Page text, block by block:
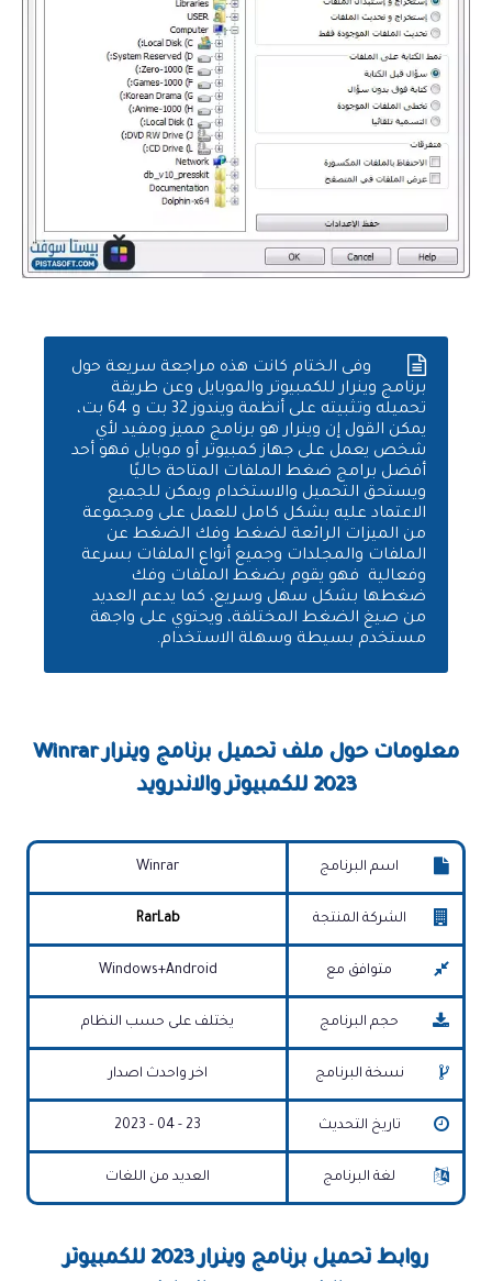
وفى الختام كانت هذه مراجعة سريعة حول
برنامج وينرار للكمبيوتر والموبايل وعن طريقة
تحميله وتثبيته على أنظمة ويندوز 32 بت و 64 بت،
يمكن القول إن وينرار هو برنامج مميز ومفيد لأي
شخص يعمل على جهاز كمبيوتر أو موبايل فهو أحد
أفضل برامج ضغط الملفات المتاحة حاليًا
ويستحق التحميل والاستخدام ويمكن للجميع
الاعتماد عليه بشكل كامل للعمل على ومجموعة
من الميزات الرائعة لضغط وفك الضغط عن
الملفات والمجلدات وجميع أنواع الملفات بسرعة
وفعالية فهو يقوم بضغط الملفات وفك
ضغطها بشكل سهل وسريع، كما يدعم العديد
من صيغ الضغط المختلفة، ويحتوي على واجهة
مستخدم بسيطة وسهلة الاستخدام.
معلومات حول ملف تحميل برنامج وينرار Winrar
2023 للكمبيوتر والاندرويد
اسم البرنامج Winrar
الشركة المنتجة RarLab
متوافق مع Windows+Android
حجم البرنامج يختلف على حسب النظام
نسخة البرنامج اخر واحدث اصدار
تاريخ التحديث 23 - 04 - 2023
لغة البرنامج العديد من اللغات
روابط تحميل برنامج وينرار 2023 للكمبيوتر